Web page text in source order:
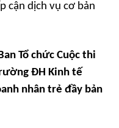
cận dịch vụ cơ bản
Tổ chức Cuộc thi
ĐH Kinh tế
nhân trẻ đầy bản